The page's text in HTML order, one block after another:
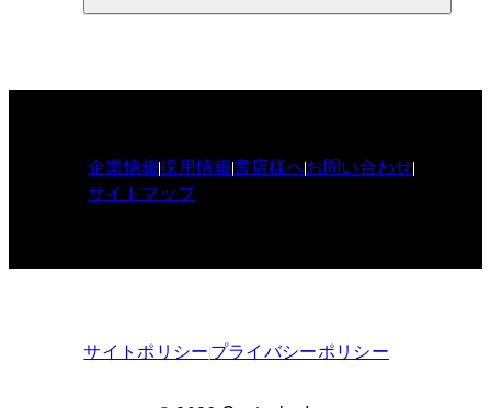
企業情報採用情報書店様へお問い合わせ
サイトマップ
サイトポリシープライバシーポリシー